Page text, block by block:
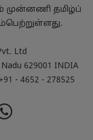
முன்னணி தமிழ்ப்
Ltd
629001 INDIA
- 4652 - 278525